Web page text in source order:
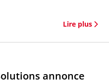
Lire plus
annonce